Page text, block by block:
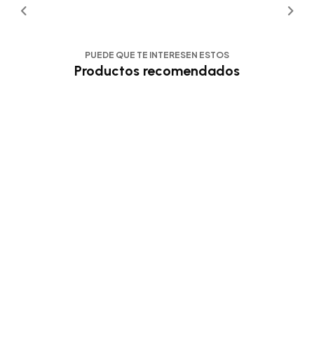
PUEDE QUE TE INTERESEN ESTOS
Productos recomendados